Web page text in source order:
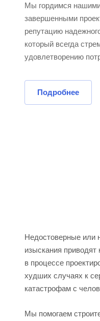
Мы гордимся
завершенными
репутацию
который всегда
удовлетворению
Подробнее
Недостоверные или
изыскания
в процессе
худших случаях к
катастрофам с
Мы помогаем